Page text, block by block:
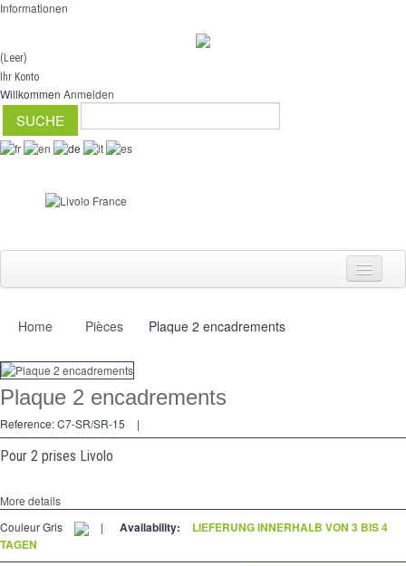
Informationen
(Leer)
Ihr Konto
Willkommen Anmelden
Schalter
Dimmer
Kreuzschalters
Pièces
Home Pièces Plaque 2 encadrements
Plaque 2 encadrements
Reference:C7-SR/SR-15 |
Pour 2 prises Livolo
More details
Couleur Gris
| Availability:
LIEFERUNG INNERHALB VON 3 BIS 4
TAGEN